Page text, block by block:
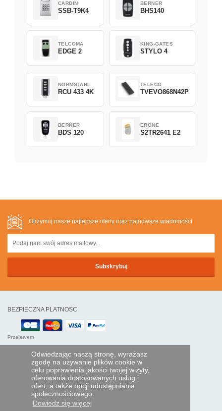
Odwiedzając naszą stronę, wyrażasz
zgodę na używanie plików cookie w
celu poprawienia jakości twojej wizyty,
oferowania dostosowanych usług i
ofert, a także opcji udostępniania
społecznościowego.
Dowiedz się więcej
CARDIN
SSB-T9K4
BERNER
BHS140
TELCOMA
EDGE 2
KING-GATES
STYLO 4
NORMSTAHL
RCU 433 4K
TELECO
TVEVO868N42P
BERNER
BDS 120
ERONE
S2TR2641 E2
Otrzymuj nasze najlepsze oferty oraz najnowsze wiadomości
BEZPIECZNA PLATNOSC
Przelewem
POMOC I USŁUGI
Śledź swoje zamówienie
PILOTY EXPRESS
Kim jesteśmy?